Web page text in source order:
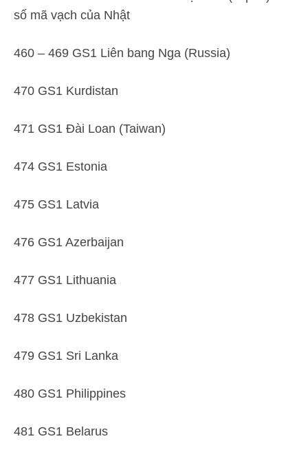
số mã vạch của Nhật
460 – 469 GS1 Liên bang Nga (Russia)
470 GS1 Kurdistan
471 GS1 Đài Loan (Taiwan)
474 GS1 Estonia
475 GS1 Latvia
476 GS1 Azerbaijan
477 GS1 Lithuania
478 GS1 Uzbekistan
479 GS1 Sri Lanka
480 GS1 Philippines
481 GS1 Belarus